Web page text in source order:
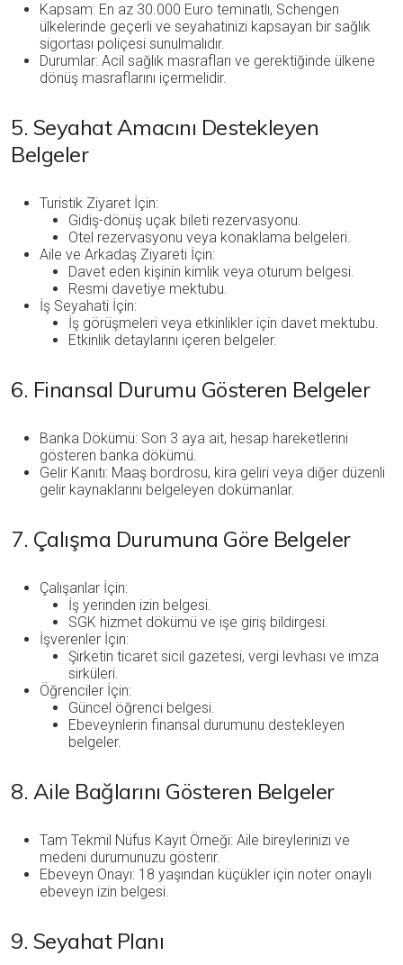
Kapsam: En az 30.000 Euro teminatlı, Schengen
ülkelerinde geçerli ve seyahatinizi kapsayan bir sağlık
sigortası poliçesi sunulmalıdır.
Durumlar: Acil sağlık masrafları ve gerektiğinde ülkene
dönüş masraflarını içermelidir.
5. Seyahat Amacını Destekleyen
Belgeler
Turistik Ziyaret İçin:
Gidiş-dönüş uçak bileti rezervasyonu.
Otel rezervasyonu veya konaklama belgeleri.
Aile ve Arkadaş Ziyareti İçin:
Davet eden kişinin kimlik veya oturum belgesi.
Resmi davetiye mektubu.
İş Seyahati İçin:
İş görüşmeleri veya etkinlikler için davet mektubu.
Etkinlik detaylarını içeren belgeler.
6. Finansal Durumu Gösteren Belgeler
Banka Dökümü: Son 3 aya ait, hesap hareketlerini
gösteren banka dökümü.
Gelir Kanıtı: Maaş bordrosu, kira geliri veya diğer düzenli
gelir kaynaklarını belgeleyen dokümanlar.
7. Çalışma Durumuna Göre Belgeler
Çalışanlar İçin:
İş yerinden izin belgesi.
SGK hizmet dökümü ve işe giriş bildirgesi.
İşverenler İçin:
Şirketin ticaret sicil gazetesi, vergi levhası ve imza
sirküleri.
Öğrenciler İçin:
Güncel öğrenci belgesi.
Ebeveynlerin finansal durumunu destekleyen
belgeler.
8. Aile Bağlarını Gösteren Belgeler
Tam Tekmil Nüfus Kayıt Örneği: Aile bireylerinizi ve
medeni durumunuzu gösterir.
Ebeveyn Onayı: 18 yaşından küçükler için noter onaylı
ebeveyn izin belgesi.
9. Seyahat Planı